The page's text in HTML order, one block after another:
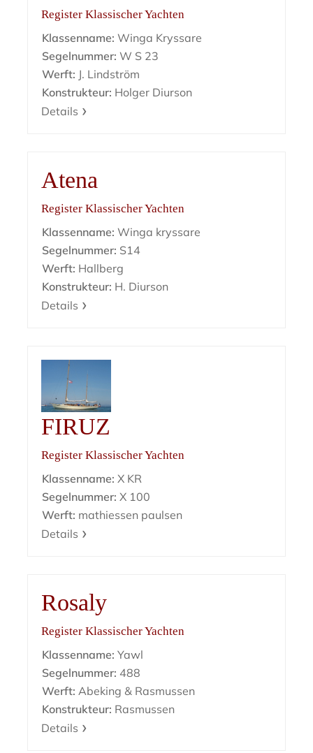
Register Klassischer Yachten
Klassenname: Winga Kryssare
Segelnummer: W S 23
Werft: J. Lindström
Konstrukteur: Holger Diurson
Details
Atena
Register Klassischer Yachten
Klassenname: Winga kryssare
Segelnummer: S14
Werft: Hallberg
Konstrukteur: H. Diurson
Details
FIRUZ
Register Klassischer Yachten
Klassenname: X KR
Segelnummer: X 100
Werft: mathiessen paulsen
Details
Rosaly
Register Klassischer Yachten
Klassenname: Yawl
Segelnummer: 488
Werft: Abeking & Rasmussen
Konstrukteur: Rasmussen
Details